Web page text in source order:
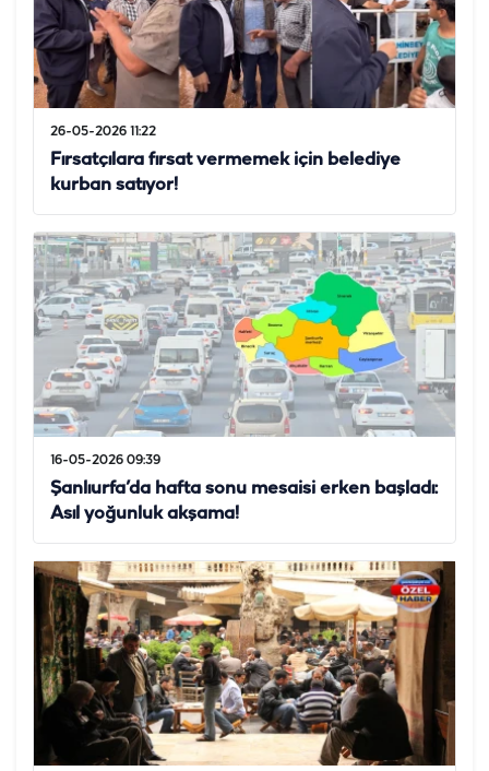
26-05-2026 11:22
Fırsatçılara fırsat vermemek için belediye
kurban satıyor!
16-05-2026 09:39
Şanlıurfa’da hafta sonu mesaisi erken başladı:
Asıl yoğunluk akşama!